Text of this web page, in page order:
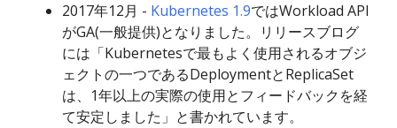
2017年12月 - Kubernetes 1.9ではWorkload API
がGA(一般提供)となりました。リリースブログ
には「Kubernetesで最もよく使用されるオブジ
ェクトの一つであるDeploymentとReplicaSet
は、1年以上の実際の使用とフィードバックを経
て安定しました」と書かれています。